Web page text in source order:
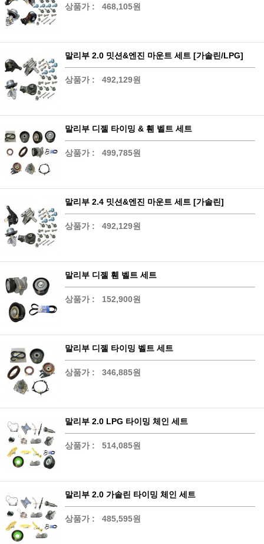
상품가 : 468,105원
말리부 2.0 밋션&엔진 마운트 세트 [가솔린/LPG]
상품가 : 492,129원
말리부 디젤 타이밍 & 휀 벨트 세트
상품가 : 499,785원
말리부 2.4 밋션&엔진 마운트 세트 [가솔린]
상품가 : 492,129원
말리부 디젤 휀 벨트 세트
상품가 : 152,900원
말리부 디젤 타이밍 벨트 세트
상품가 : 346,885원
말리부 2.0 LPG 타이밍 체인 세트
상품가 : 514,085원
말리부 2.0 가솔린 타이밍 체인 세트
상품가 : 485,595원